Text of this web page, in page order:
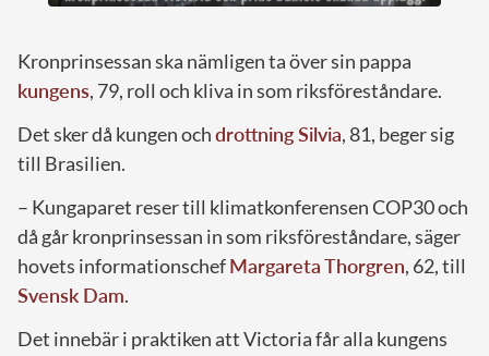
Kronprinsessan ska nämligen ta över sin pappa
kungens, 79, roll och kliva in som riksföreståndare.
Det sker då kungen ochdrottning Silvia, 81, beger sig
till Brasilien.
– Kungaparet reser till klimatkonferensen COP30 och
då går kronprinsessan in som riksföreståndare, säger
hovets informationschefMargareta Thorgren, 62, till
Svensk Dam.
Det innebär i praktiken att Victoria får alla kungens